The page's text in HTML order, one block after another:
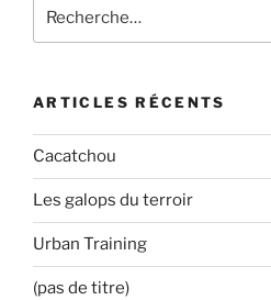
pour
ARTICLES RÉCENTS
Cacatchou
Les galops du terroir
Urban Training
(pas de titre)